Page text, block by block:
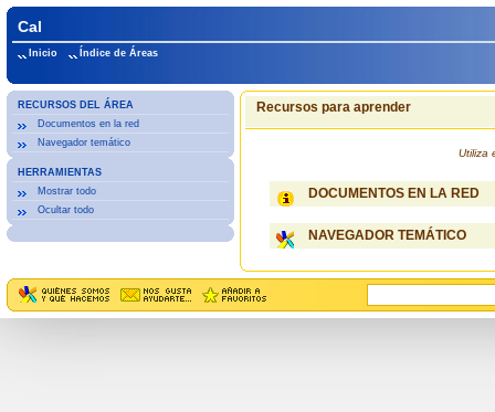
Cal
Inicio Índice de Áreas
RECURSOS DEL ÁREA
Documentos en la red
Navegador temático
HERRAMIENTAS
Mostrar todo
Ocultar todo
Recursos para aprender
Utiliza
DOCUMENTOS EN LA RED
NAVEGADOR TEMÁTICO